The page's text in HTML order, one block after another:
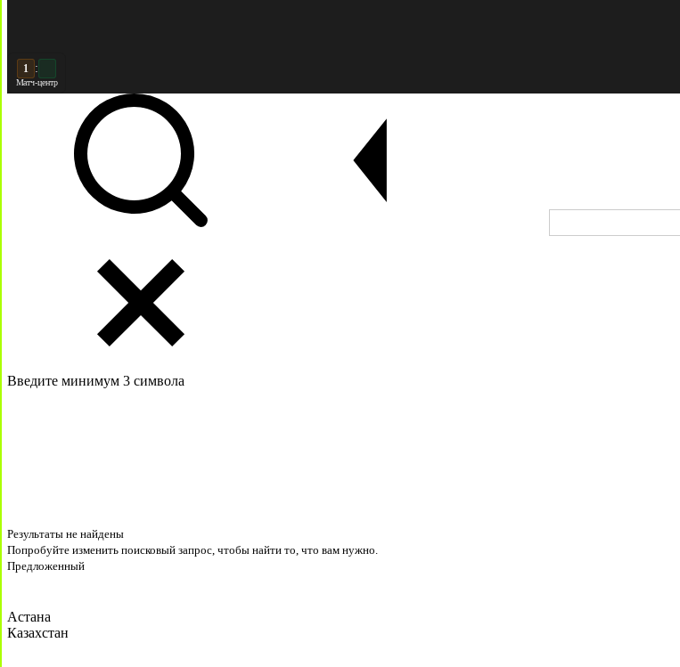
:
Матч-центр
Введите минимум 3 символа
Результаты не найдены
Попробуйте изменить поисковый запрос, чтобы найти то, что вам нужно.
Предложенный
Астана
Казахстан